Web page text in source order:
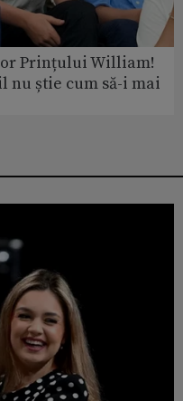
Prințului William!
nu știe cum să-i mai